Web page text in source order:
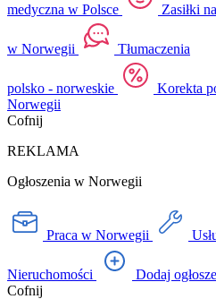
medyczna w Polsce Zasiłki
w Norwegii Tłumaczenia
polsko - norweskie Korekta
Norwegii
Cofnij
REKLAMA
Ogłoszenia w Norwegii
Praca w Norwegii
Nieruchomości Dodaj
Cofnij